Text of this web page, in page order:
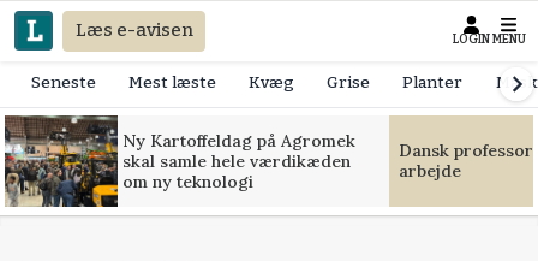
Læs e-avisen LOGIN MENU
Seneste Mest læste Kvæg Grise Planter
Ny Kartoffeldag på Agromek
skal samle hele værdikæden
om ny teknologi
Dansk
arbejde